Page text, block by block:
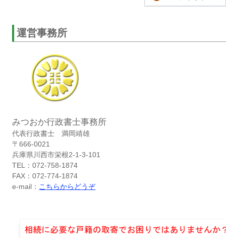
運営事務所
みつおか行政書士事務所
代表行政書士 満岡靖雄
〒666-0021
兵庫県川西市栄根2-1-3-101
TEL：072-758-1874
FAX：072-774-1874
e-mail： こちらからどうぞ